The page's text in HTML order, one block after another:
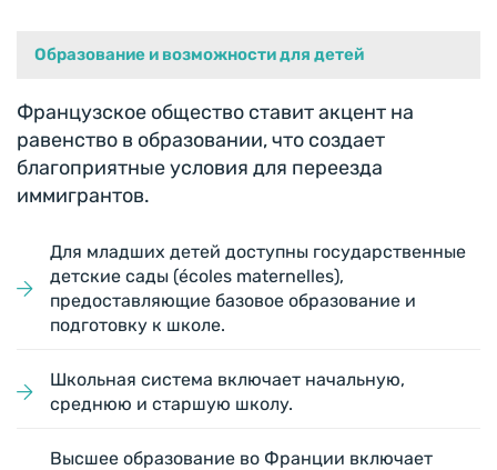
Образование и возможности для детей
Французское общество ставит акцент на
равенство в образовании, что создает
благоприятные условия для переезда
иммигрантов.
Для младших детей доступны государственные
детские сады (écoles maternelles),
предоставляющие базовое образование и
подготовку к школе.
Школьная система включает начальную,
среднюю и старшую школу.
Высшее образование во Франции включает